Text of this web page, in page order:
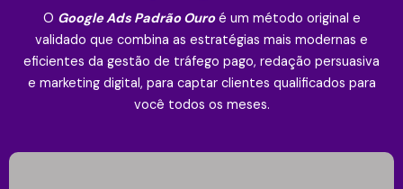
O Google Ads Padrão Ouroé um método original e
validado que combina as estratégias mais modernas e
eficientes da gestão de tráfego pago, redação persuasiva
e marketing digital, para captar clientes qualificados para
você todos os meses.